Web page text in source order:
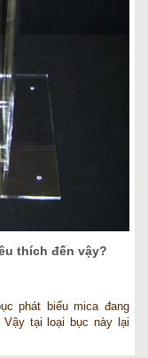
thích đến vậy?
phát biểu mica đang
tại loại bục này lại